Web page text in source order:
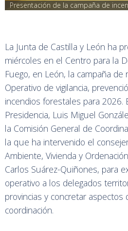
Presentación de la campaña de
La Junta de Castilla y León ha
miércoles en el Centro para la
Fuego, en León, la campaña de
Operativo de vigilancia,
incendios forestales para 2026.
Presidencia, Luis Miguel
la Comisión General de
la que ha intervenido el
Ambiente, Vivienda y
Carlos Suárez-Quiñones, para
operativo a los delegados
provincias y concretar aspectos
coordinación.